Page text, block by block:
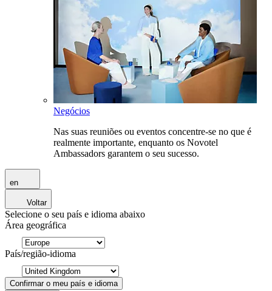
Negócios
Nas suas reuniões ou eventos concentre-se no que é
realmente importante, enquanto os Novotel
Ambassadors garantem o seu sucesso.
en
Voltar
Selecione o seu país e idioma abaixo
Área geográfica
País/região-idioma
Confirmar o meu país e idioma